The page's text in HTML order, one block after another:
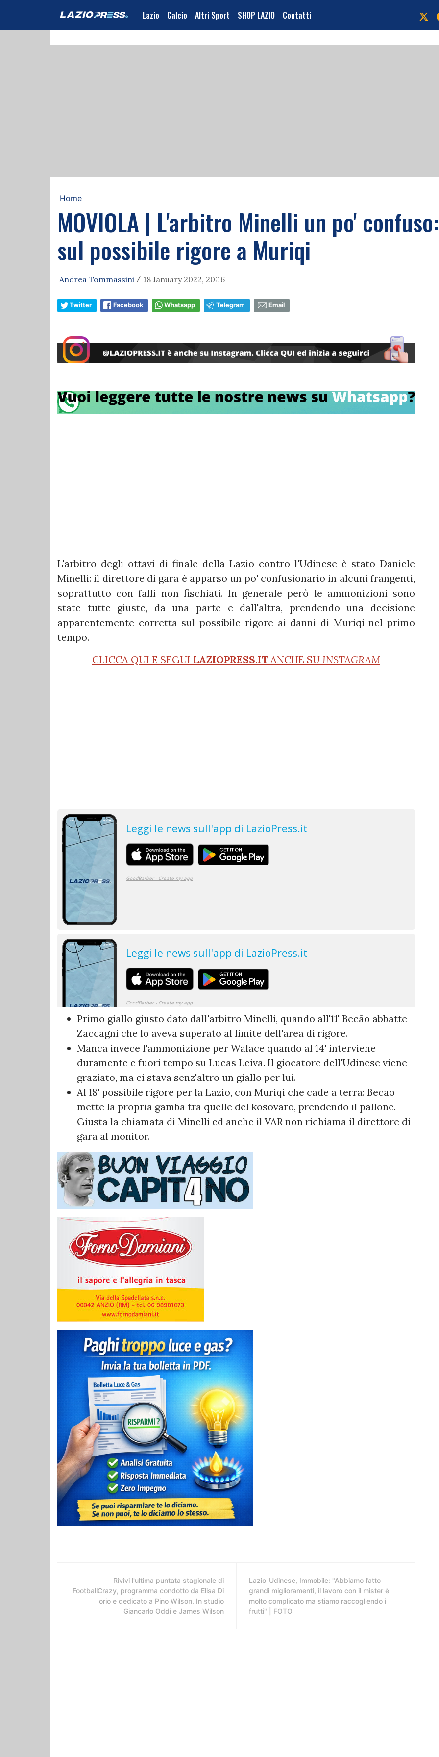
Lazio Calcio Altri Sport SHOP LAZIO Contatti
Home
MOVIOLA | L'arbitro Minelli un po'
sul possibile rigore a Muriqi
Andrea Tommassini / 18 January 2022, 20:16
Twitter Facebook Whatsapp Telegram Email
L'arbitro degli ottavi di finale della Lazio contro l'Udinese è stato Daniele
Minelli: il direttore di gara è apparso un po' confusionario in alcuni frangenti,
soprattutto con falli non fischiati. In generale però le ammonizioni sono
state tutte giuste, da una parte e dall'altra, prendendo una decisione
apparentemente corretta sul possibile rigore ai danni di Muriqi nel primo
tempo.
CLICCA QUI E SEGUI LAZIOPRESS.IT ANCHE SU INSTAGRAM
Primo giallo giusto dato dall'arbitro Minelli, quando all'11' Becão abbatte
Zaccagni che lo aveva superato al limite dell'area di rigore.
Manca invece l'ammonizione per Walace quando al 14' interviene
duramente e fuori tempo su Lucas Leiva. Il giocatore dell'Udinese viene
graziato, ma ci stava senz'altro un giallo per lui.
Al 18' possibile rigore per la Lazio, con Muriqi che cade a terra: Becão
mette la propria gamba tra quelle del kosovaro, prendendo il pallone.
Giusta la chiamata di Minelli ed anche il VAR non richiama il direttore di
gara al monitor.
Rivivi l'ultima puntata stagionale di
FootballCrazy, programma condotto da Elisa Di
Iorio e dedicato a Pino Wilson. In studio
Giancarlo Oddi e James Wilson
Lazio-Udinese, Immobile: "Abbiamo fatto
grandi miglioramenti, il lavoro con il mister è
molto complicato ma stiamo raccogliendo i
frutti" | FOTO